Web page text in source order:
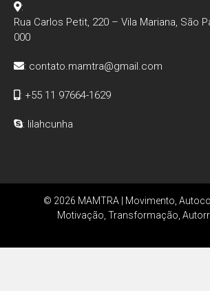
:
Rua Carlos Petit, 220 – Vila Mariana, São
000
: contato.mamtra@gmail.com
: +55 11 97664-1629
: lilahcunha
© 2026 MAMTRA | Movimento,
Motivação, Transformação,